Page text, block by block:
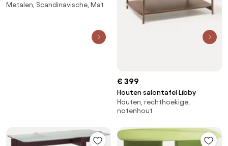
Metalen, Scandinavische, Mat
€ 399
Houten salontafel Libby
Houten, rechthoekige,
notenhout